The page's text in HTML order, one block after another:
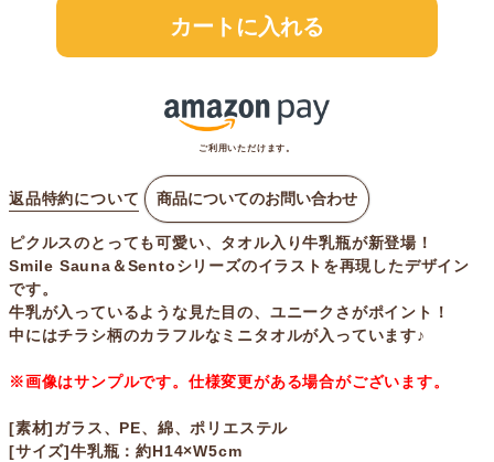
カートに入れる
ご利用いただけます。
返品特約について 商品についてのお問い合わせ
ピクルスのとっても可愛い、タオル入り牛乳瓶が新登場！
Smile Sauna＆Sentoシリーズのイラストを再現したデザイン
です。
牛乳が入っているような見た目の、ユニークさがポイント！
中にはチラシ柄のカラフルなミニタオルが入っています♪
※画像はサンプルです。仕様変更がある場合がございます。
[素材]ガラス、PE、綿、ポリエステル
[サイズ]牛乳瓶：約H14×W5cm